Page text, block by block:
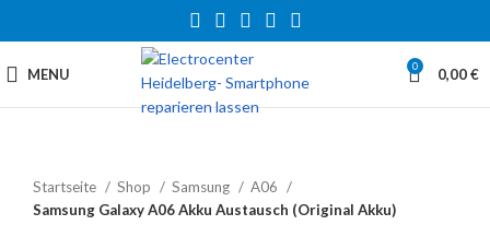
MENU 0 0,00€
Startseite Shop Samsung
A06
Samsung Galaxy A06 Akku Austausch (Original Akku)